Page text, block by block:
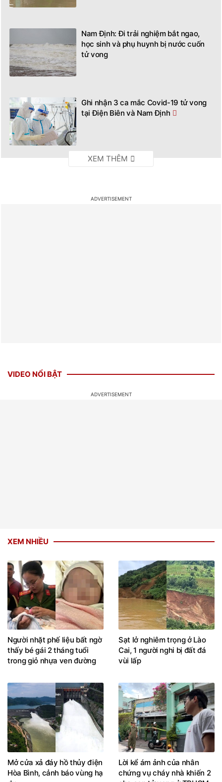
Nam Định: Đi trải nghiệm bắt ngao,
học sinh và phụ huynh bị nước cuốn
tử vong
Ghi nhận 3 ca mắc Covid-19 tử vong
tại Điện Biên và Nam Định
VIDEO NỔI BẬT
XEM NHIỀU
Người nhặt phế liệu bất ngờ
thấy bé gái 2 tháng tuổi
trong giỏ nhựa ven đường
Sạt lở nghiêm trọng ở Lào
Cai, 1 người nghi bị đất đá
vùi lấp
Mở cửa xả đáy hồ thủy điện
Hòa Bình, cảnh báo vùng hạ
Lời kể ám ảnh của nhân
chứng vụ cháy nhà khiến 2